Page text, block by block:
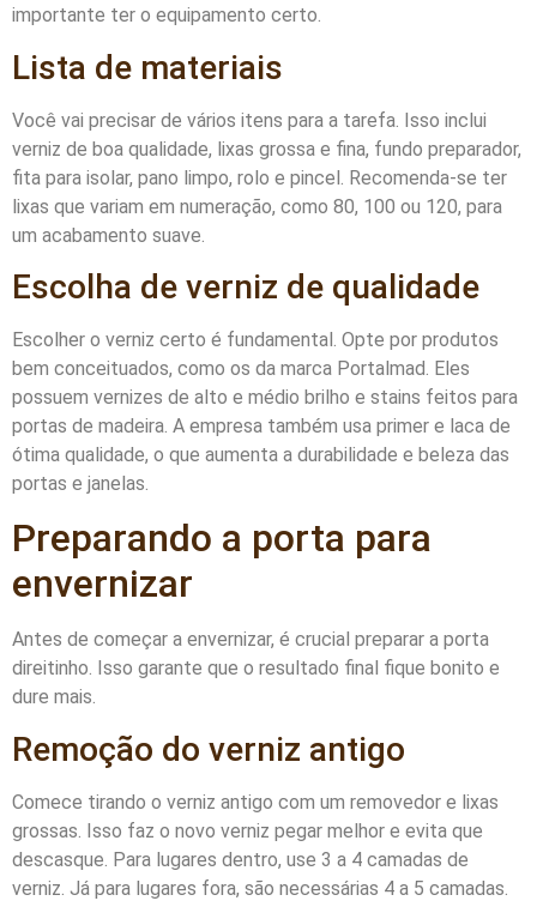
importante ter o equipamento certo.
Lista de materiais
Você vai precisar de vários itens para a tarefa. Isso inclui
verniz de boa qualidade, lixas grossa e fina, fundo preparador,
fita para isolar, pano limpo, rolo e pincel. Recomenda-se ter
lixas que variam em numeração, como 80, 100 ou 120, para
um acabamento suave.
Escolha de verniz de qualidade
Escolher o verniz certo é fundamental. Opte por produtos
bem conceituados, como os da marca Portalmad. Eles
possuem vernizes de alto e médio brilho e stains feitos para
portas de madeira. A empresa também usa primer e laca de
ótima qualidade, o que aumenta a durabilidade e beleza das
portas e janelas.
Preparando a porta para
envernizar
Antes de começar a envernizar, é crucial preparar a porta
direitinho. Isso garante que o resultado final fique bonito e
dure mais.
Remoção do verniz antigo
Comece tirando o verniz antigo com um removedor e lixas
grossas. Isso faz o novo verniz pegar melhor e evita que
descasque. Para lugares dentro, use 3 a 4 camadas de
verniz. Já para lugares fora, são necessárias 4 a 5 camadas.